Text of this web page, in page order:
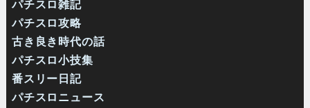
パチスロ雑記
パチスロ攻略
古き良き時代の話
パチスロ小技集
番スリー日記
パチスロニュース